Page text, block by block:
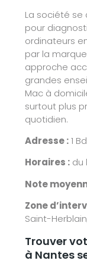
La société
pour
ordinateurs
par la
approche
grandes
Mac à
surtout plus
quotidien.
Adresse :1
Horaires : du
Note
Zone
Saint-
Trouver
à Nantes